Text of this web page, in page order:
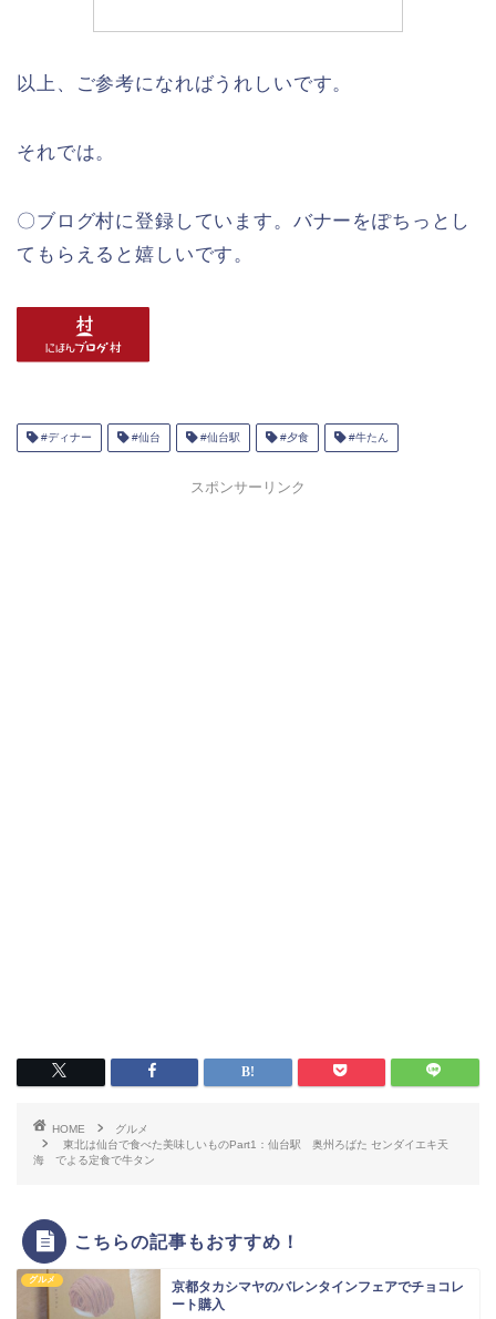
以上、ご参考になればうれしいです。
それでは。
〇ブログ村に登録しています。バナーをぽちっとし
てもらえると嬉しいです。
#ディナー #仙台 #仙台駅 #夕食 #牛たん
スポンサーリンク
HOME
グルメ
東北は仙台で食べた美味しいものPart1：仙台駅 奥州ろばた センダイエキ天
海 でよる定食で牛タン
こちらの記事もおすすめ！
グルメ
京都タカシマヤのバレンタインフェアでチョコレ
ート購入